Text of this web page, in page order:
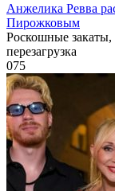
Анжелика Ревва
Пирожковым
Роскошные
перезагрузка
075